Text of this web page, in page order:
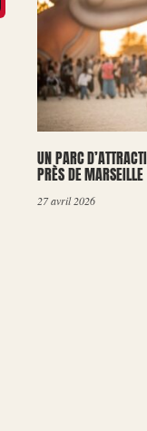
UN PARC
PRÈS DE
27 avril 2026